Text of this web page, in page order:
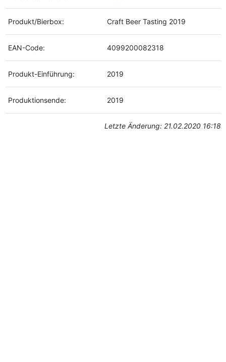
Produkt/Bierbox: Craft Beer Tasting 2019
EAN-Code: 4099200082318
Produkt-Einführung: 2019
Produktionsende: 2019
Letzte Änderung: 21.02.2020 16:18